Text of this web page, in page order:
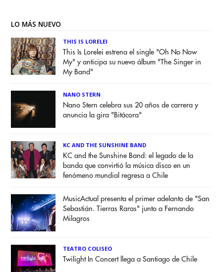
LO MÁS NUEVO
THIS IS LORELEI
This Is Lorelei estrena el single "Oh No Now
My" y anticipa su nuevo álbum "The Singer in
My Band"
NANO STERN
Nano Stern celebra sus 20 años de carrera y
anuncia la gira "Bitácora"
KC AND THE SUNSHINE BAND
KC and the Sunshine Band: el legado de la
banda que convirtió la música disco en un
fenómeno mundial regresa a Chile
MusicActual presenta el primer adelanto de "San
Sebastián. Tierras Raras" junto a Fernando
Milagros
TEATRO COLISEO
Twilight In Concert llega a Santiago de Chile